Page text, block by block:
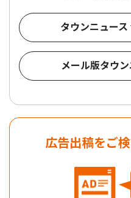
タウンニュー
メール版タウ
広告出稿をご